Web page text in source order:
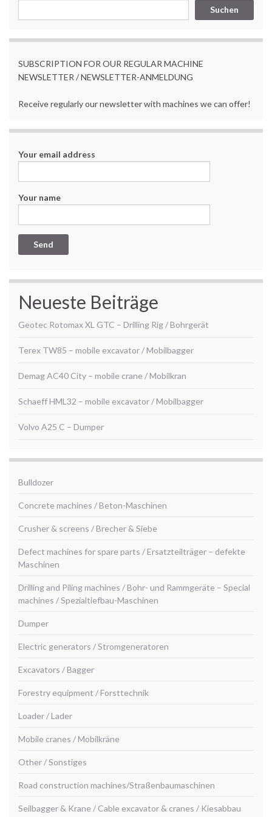
Suchen
SUBSCRIPTION FOR OUR REGULAR MACHINE
NEWSLETTER / NEWSLETTER-ANMELDUNG
Receive regularly our newsletter with machines we can offer!
Your email address
Your name
Neueste Beiträge
Geotec Rotomax XL GTC – Drilling Rig / Bohrgerät
Terex TW85 – mobile excavator / Mobilbagger
Demag AC40 City – mobile crane / Mobilkran
Schaeff HML32 – mobile excavator / Mobilbagger
Volvo A25 C – Dumper
Bulldozer
Concrete machines / Beton-Maschinen
Crusher & screens / Brecher & Siebe
Defect machines for spare parts / Ersatzteilträger – defekte
Maschinen
Drilling and Piling machines / Bohr- und Rammgeräte – Special
machines / Spezialtiefbau-Maschinen
Dumper
Electric generators / Stromgeneratoren
Excavators / Bagger
Forestry equipment / Forsttechnik
Loader / Lader
Mobile cranes / Mobilkräne
Other / Sonstiges
Road construction machines/Straßenbaumaschinen
Seilbagger & Krane / Cable excavator & cranes / Kiesabbau